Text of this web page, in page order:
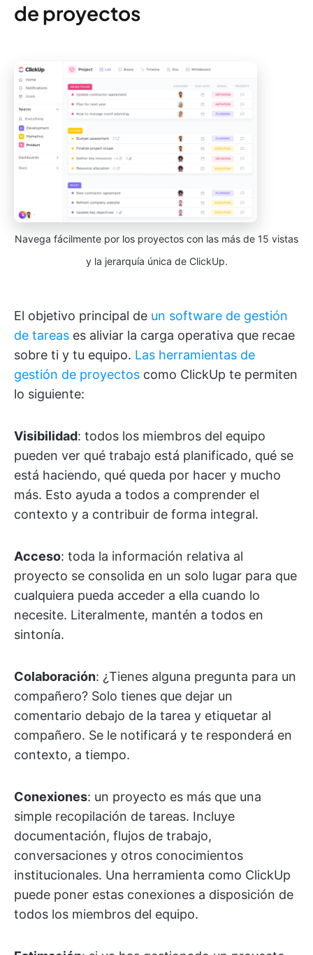
de proyectos
Navega fácilmente por los proyectos con las más de 15 vistas
y la jerarquía única de ClickUp.
El objetivo principal de un software de gestión
de tareas es aliviar la carga operativa que recae
sobre ti y tu equipo. Las herramientas de
gestión de proyectos como ClickUp te permiten
lo siguiente:
Visibilidad: todos los miembros del equipo
pueden ver qué trabajo está planificado, qué se
está haciendo, qué queda por hacer y mucho
más. Esto ayuda a todos a comprender el
contexto y a contribuir de forma integral.
Acceso: toda la información relativa al
proyecto se consolida en un solo lugar para que
cualquiera pueda acceder a ella cuando lo
necesite. Literalmente, mantén a todos en
sintonía.
Colaboración: ¿Tienes alguna pregunta para un
compañero? Solo tienes que dejar un
comentario debajo de la tarea y etiquetar al
compañero. Se le notificará y te responderá en
contexto, a tiempo.
Conexiones: un proyecto es más que una
simple recopilación de tareas. Incluye
documentación, flujos de trabajo,
conversaciones y otros conocimientos
institucionales. Una herramienta como ClickUp
puede poner estas conexiones a disposición de
todos los miembros del equipo.